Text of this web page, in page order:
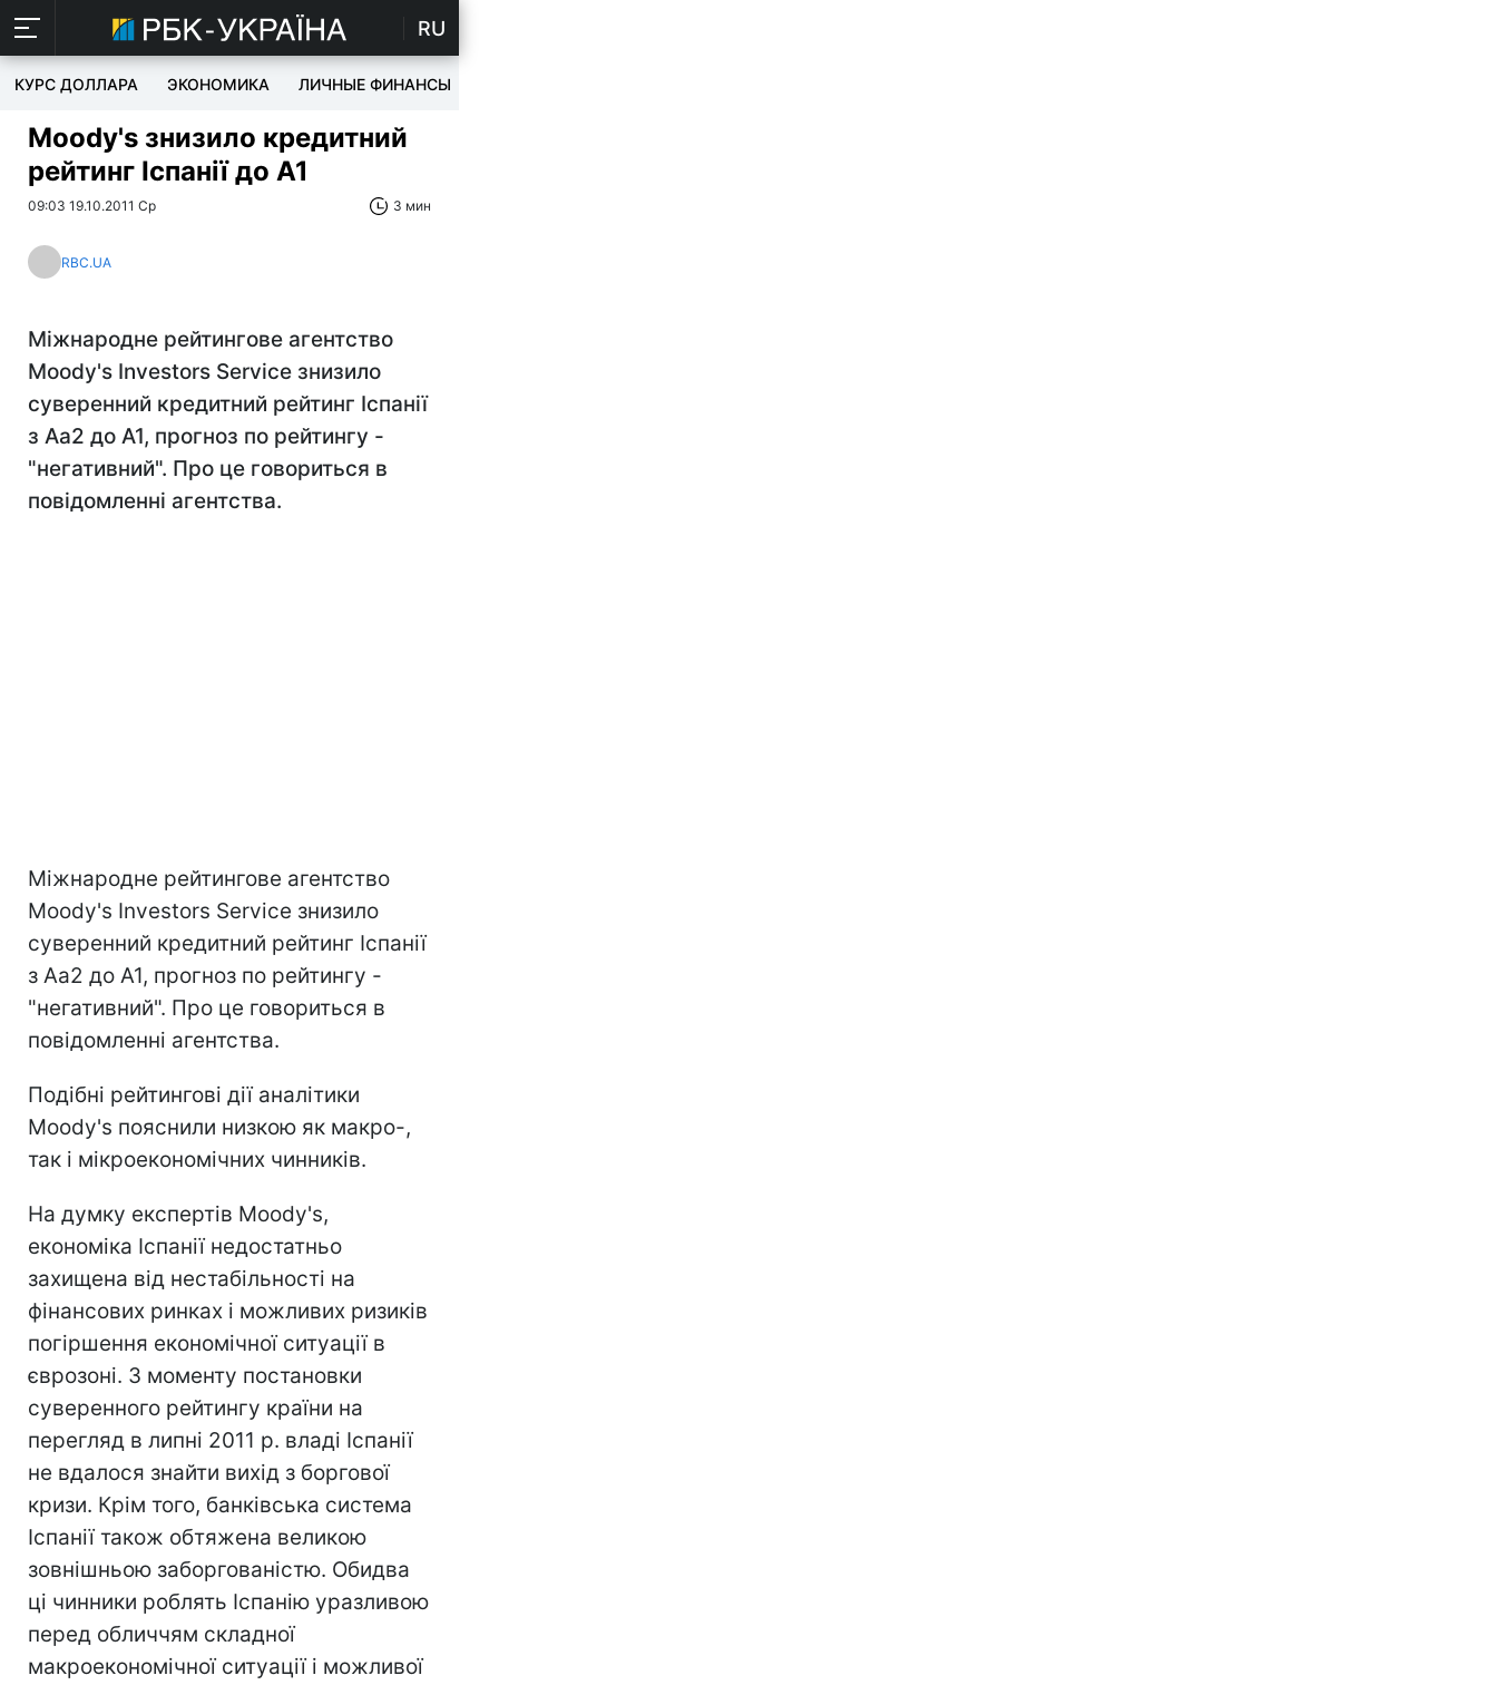
RU
КУРС ДОЛЛАРА ЭКОНОМИКА ЛИЧНЫЕ ФИНАНСЫ
Moody's знизило кредитний
рейтинг Іспанії до A1
09:03 19.10.2011 Ср 3 мин
RBC.UA
Міжнародне рейтингове агентство
Moody's Investors Service знизило
суверенний кредитний рейтинг Іспанії
з Aa2 до A1, прогноз по рейтингу -
"негативний". Про це говориться в
повідомленні агентства.
Міжнародне рейтингове агентство
Moody's Investors Service знизило
суверенний кредитний рейтинг Іспанії
з Aa2 до A1, прогноз по рейтингу -
"негативний". Про це говориться в
повідомленні агентства.
Подібні рейтингові дії аналітики
Moody's пояснили низкою як макро-,
так і мікроекономічних чинників.
На думку експертів Moody's,
економіка Іспанії недостатньо
захищена від нестабільності на
фінансових ринках і можливих ризиків
погіршення економічної ситуації в
єврозоні. З моменту постановки
суверенного рейтингу країни на
перегляд в липні 2011 р. владі Іспанії
не вдалося знайти вихід з боргової
кризи. Крім того, банківська система
Іспанії також обтяжена великою
зовнішньою заборгованістю. Обидва
ці чинники роблять Іспанію уразливою
перед обличчям складної
макроекономічної ситуації і можливої